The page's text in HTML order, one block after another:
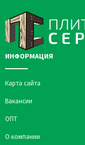
ИНФОРМАЦИЯ
Карта сайта
Вакансии
ОПТ
О компании